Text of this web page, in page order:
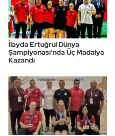
İlayda Ertuğrul Dünya
Şampiyonası'nda Üç Madalya
Kazandı